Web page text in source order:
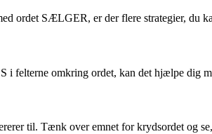
ordet SÆLGER, er der flere strategier, du
felterne omkring ordet, kan det hjælpe dig
til. Tænk over emnet for krydsordet og